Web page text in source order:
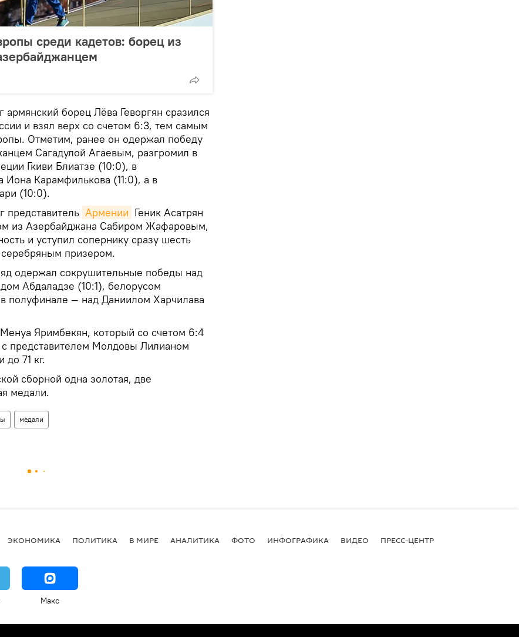
среди кадетов: борец из
армянский борец Лёва Геворгян сразился
и взял верх со счетом 6:3, тем самым
Отметим, ранее он одержал победу
Сагадулой Агаевым, разгромил в
Гкиви Блиатзе (10:0), в
Иона Карамфилькова (11:0), а в
(10:0).
представитель Армении Геник Асатрян
из Азербайджана Сабиром Жафаровым,
и уступил сопернику сразу шесть
серебряным призером.
одержал сокрушительные победы над
Абдаладзе (10:1), белорусом
полуфинале — над Даниилом Харчилава
Яримбекян, который со счетом 6:4
представителем Молдовы Лилианом
до 71 кг.
сборной одна золотая, две
медали.
медали
ЭКОНОМИКА ПОЛИТИКА В МИРЕ АНАЛИТИКА ФОТО ИНФОГРАФИКА ВИДЕО ПРЕСС-ЦЕНТР
Макс